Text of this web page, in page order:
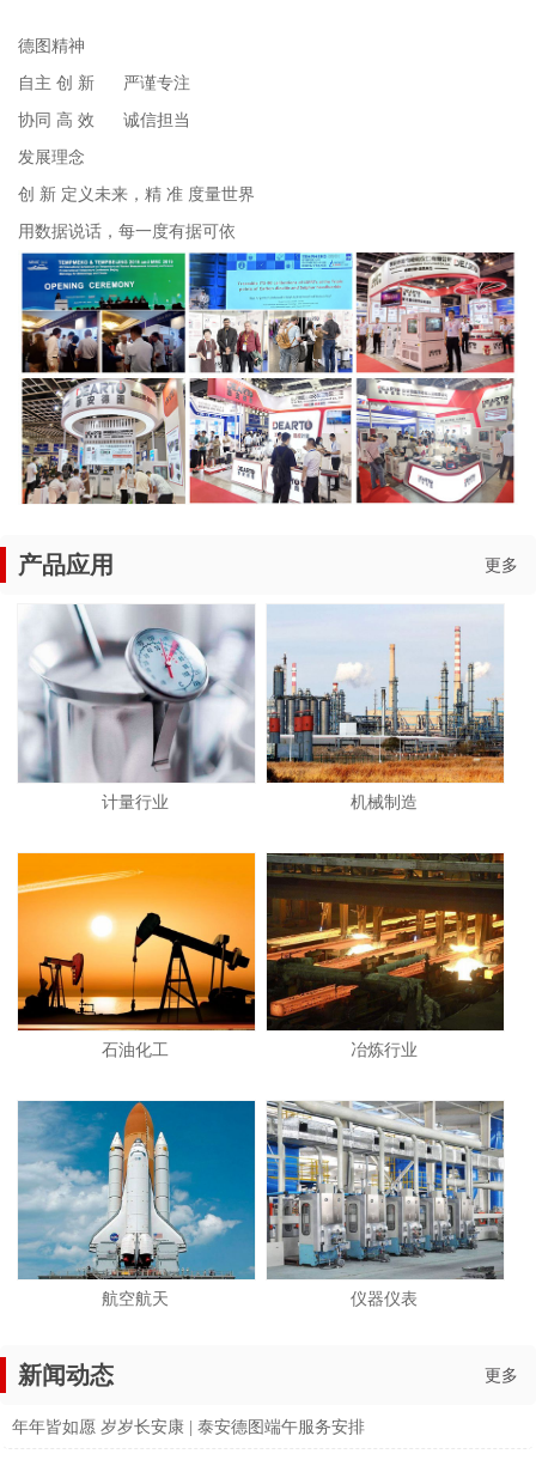
德图精神
自主 创 新 严谨专注
协同 高 效 诚信担当
发展理念
创 新 定义未来，精 准 度量世界
用数据说话，每一度有据可依
产品应用 更多
计量行业 机械制造
石油化工 冶炼行业
航空航天 仪器仪表
新闻动态 更多
年年皆如愿 岁岁长安康 | 泰安德图端午服务安排